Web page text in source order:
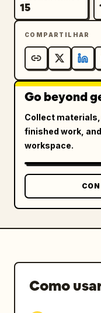
15
COMPARTILHAR
Go beyond
Collect
finished work,
workspace.
Como